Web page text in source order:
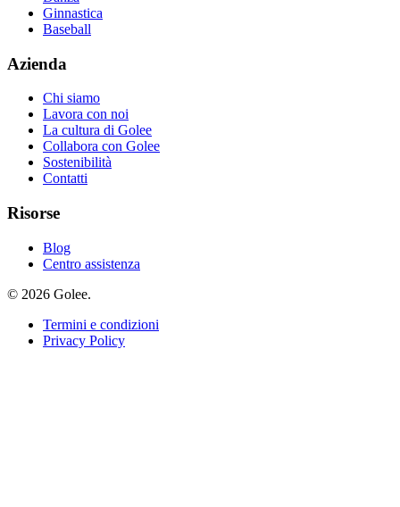
Ginnastica
Baseball
Azienda
Chi siamo
Lavora con noi
La cultura di Golee
Collabora con Golee
Sostenibilità
Contatti
Risorse
Blog
Centro assistenza
© 2026 Golee.
Termini e condizioni
Privacy Policy